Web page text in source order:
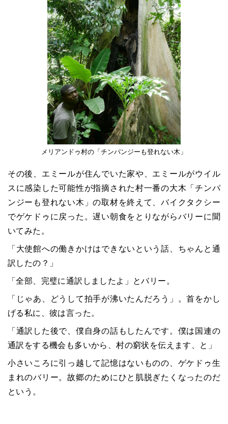
メリアンドゥ村の「チンパンジーも登れない木」
その後、エミールが住んでいた家や、エミールがウイル
スに感染した可能性が指摘された村一番の大木「チンパ
ンジーも登れない木」の取材を終えて、バイクタクシー
でゲケドゥに戻った。遅い朝食をとりながらバリーに聞
いてみた。
「大使館への働きかけはできないという話、ちゃんと通
訳したの？」
「全部、完璧に通訳しましたよ」とバリー。
「じゃあ、どうして拍手が沸いたんだろう」。首をかし
げる私に、彼は言った。
「通訳した後で、僕自身の話もしたんです。僕は国連の
通訳をする機会も多いから、村の窮状を伝えます、と」
小さいころに引っ越して記憶はないものの、ゲケドゥ生
まれのバリー。故郷のためにひと肌脱ぎたくなったのだ
という。